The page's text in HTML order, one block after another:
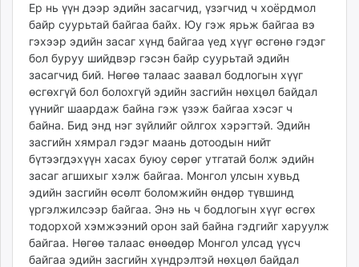
itoim.mn
tumen.mn
shuum.mn
times.mn
tvmongolia.mn
mass.mn
unegui.mn
assa.mn
toim.mn
tac.mn
paparazzi.mn
unread.today
Ер нь үүн дээр эдийн засагчид, үзэгчид ч хоёрдмол
байр суурьтай байгаа байх. Юу гэж ярьж байгаа вэ
гэхээр эдийн засаг хүнд байгаа үед хүүг өсгөнө гэдэг
бол буруу шийдвэр гэсэн байр суурьтай эдийн
засагчид бий. Нөгөө талаас заавал бодлогын хүүг
өсгөхгүй бол болохгүй эдийн засгийн нөхцөл байдал
үүнийг шаардаж байна гэж үзэж байгаа хэсэг ч
байна. Бид энд нэг зүйлийг ойлгох хэрэгтэй. Эдийн
засгийн хямрал гэдэг маань дотоодын нийт
бүтээгдэхүүн хасах буюу сөрөг утгатай болж эдийн
засаг агшихыг хэлж байгаа. Монгол улсын хувьд
эдийн засгийн өсөлт боломжийн өндөр түвшинд
үргэлжилсээр байгаа. Энэ нь ч бодлогын хүүг өсгөх
тодорхой хэмжээний орон зай байна гэдгийг харуулж
байгаа. Нөгөө талаас өнөөдөр Монгол улсад үүсч
байгаа эдийн засгийн хүндрэлтэй нөхцөл байдал